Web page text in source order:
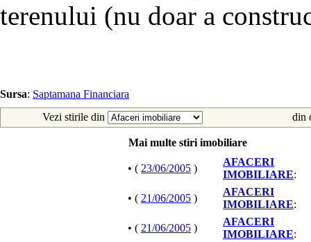
terenului (nu doar a
Sursa: Saptamana Financiara
Vezi stirile din
din
Mai multe stiri imobiliare
• ( 23/06/2005 )
AFACERI
IMOBILIARE:
• ( 21/06/2005 )
AFACERI
IMOBILIARE:
• ( 21/06/2005 )
AFACERI
IMOBILIARE: